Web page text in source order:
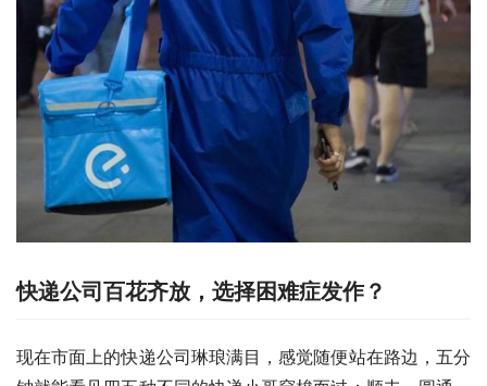
快递公司百花齐放，选择困难症发作？
现在市面上的快递公司琳琅满目，感觉随便站在路边，五分